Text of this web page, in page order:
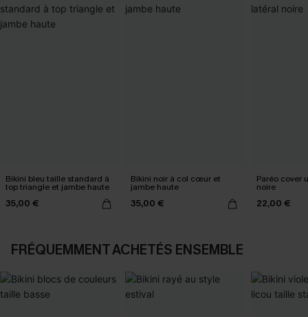
Bikini bleu taille standard à
top triangle et jambe haute
35,00 €
Bikini noir à col cœur et
jambe haute
35,00 €
Paréo cover
noire
22,00 €
FRÉQUEMMENT ACHETÉS ENSEMBLE